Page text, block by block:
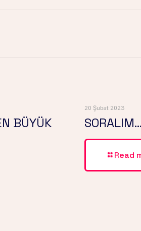
BÜYÜK
20 Şubat 2023
Read